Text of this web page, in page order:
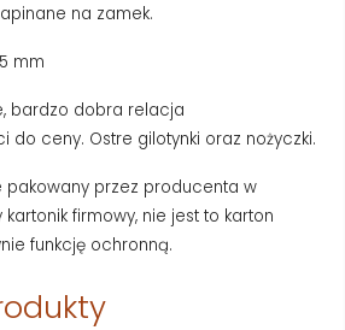
na zamek.
mm
bardzo dobra relacja
do ceny. Ostre gilotynki oraz nożyczki.
pakowany przez producenta w
firmowy, nie jest to karton
funkcję ochronną.